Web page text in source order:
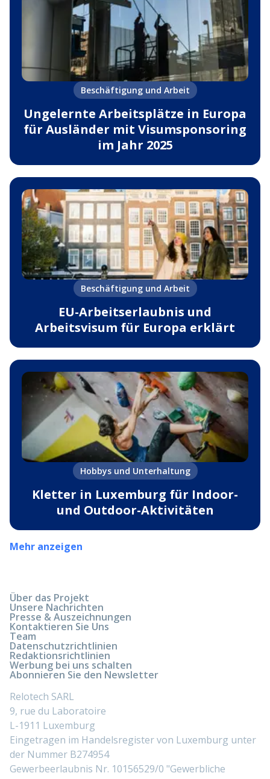
Beschäftigung und Arbeit
Ungelernte Arbeitsplätze in Europa
für Ausländer mit Visumsponsoring
im Jahr 2025
Beschäftigung und Arbeit
EU-Arbeitserlaubnis und
Arbeitsvisum für Europa erklärt
Hobbys und Unterhaltung
Kletter in Luxemburg für Indoor-
und Outdoor-Aktivitäten
Mehr anzeigen
Über das Projekt
Unsere Nachrichten
Presse & Auszeichnungen
Kontaktieren Sie Uns
Team
Datenschutzrichtlinien
Redaktionsrichtlinien
Werbung bei uns schalten
Abonnieren Sie den Newsletter
Relotech SARL
9, rue du Laboratoire
L-1911 Luxemburg
Eingetragen im Handelsregister von Luxemburg unter
der Nummer B274954
Gewerbeerlaubnis Nr. 10156529/0 "Gewerbliche